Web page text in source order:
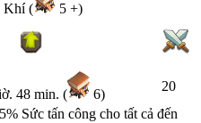
Khí ( 5 +)
48 min. ( 6)
20
Sức tấn công cho tất cả đến